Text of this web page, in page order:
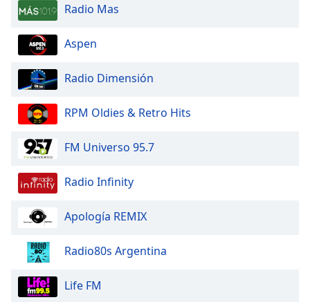
Radio Mas
Aspen
Radio Dimensión
RPM Oldies & Retro Hits
FM Universo 95.7
Radio Infinity
Apología REMIX
Radio80s Argentina
Life FM